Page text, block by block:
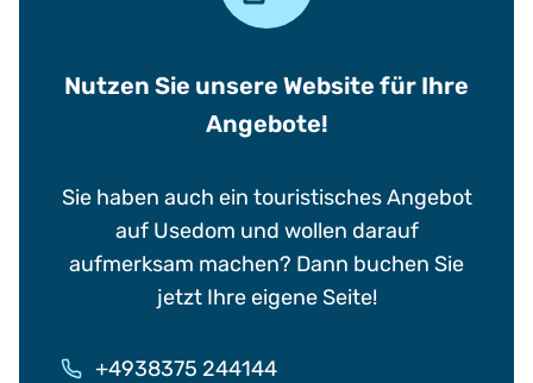
Nutzen Sie unsere Website für Ihre
Angebote!
Sie haben auch ein touristisches Angebot
auf Usedom und wollen darauf
aufmerksam machen? Dann buchen Sie
jetzt Ihre eigene Seite!
+4938375 244144